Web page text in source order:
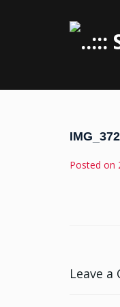
Posted on
Leave a